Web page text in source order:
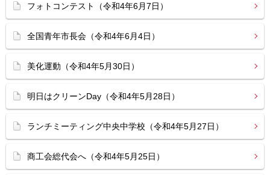
フォトコンテスト（令和4年6月7日）
全国青年市長会（令和4年6月4日）
美化運動（令和4年5月30日）
明日はクリーンDay（令和4年5月28日）
ランチミーティング中央中学校（令和4年5月27日）
商工会総代会へ（令和4年5月25日）